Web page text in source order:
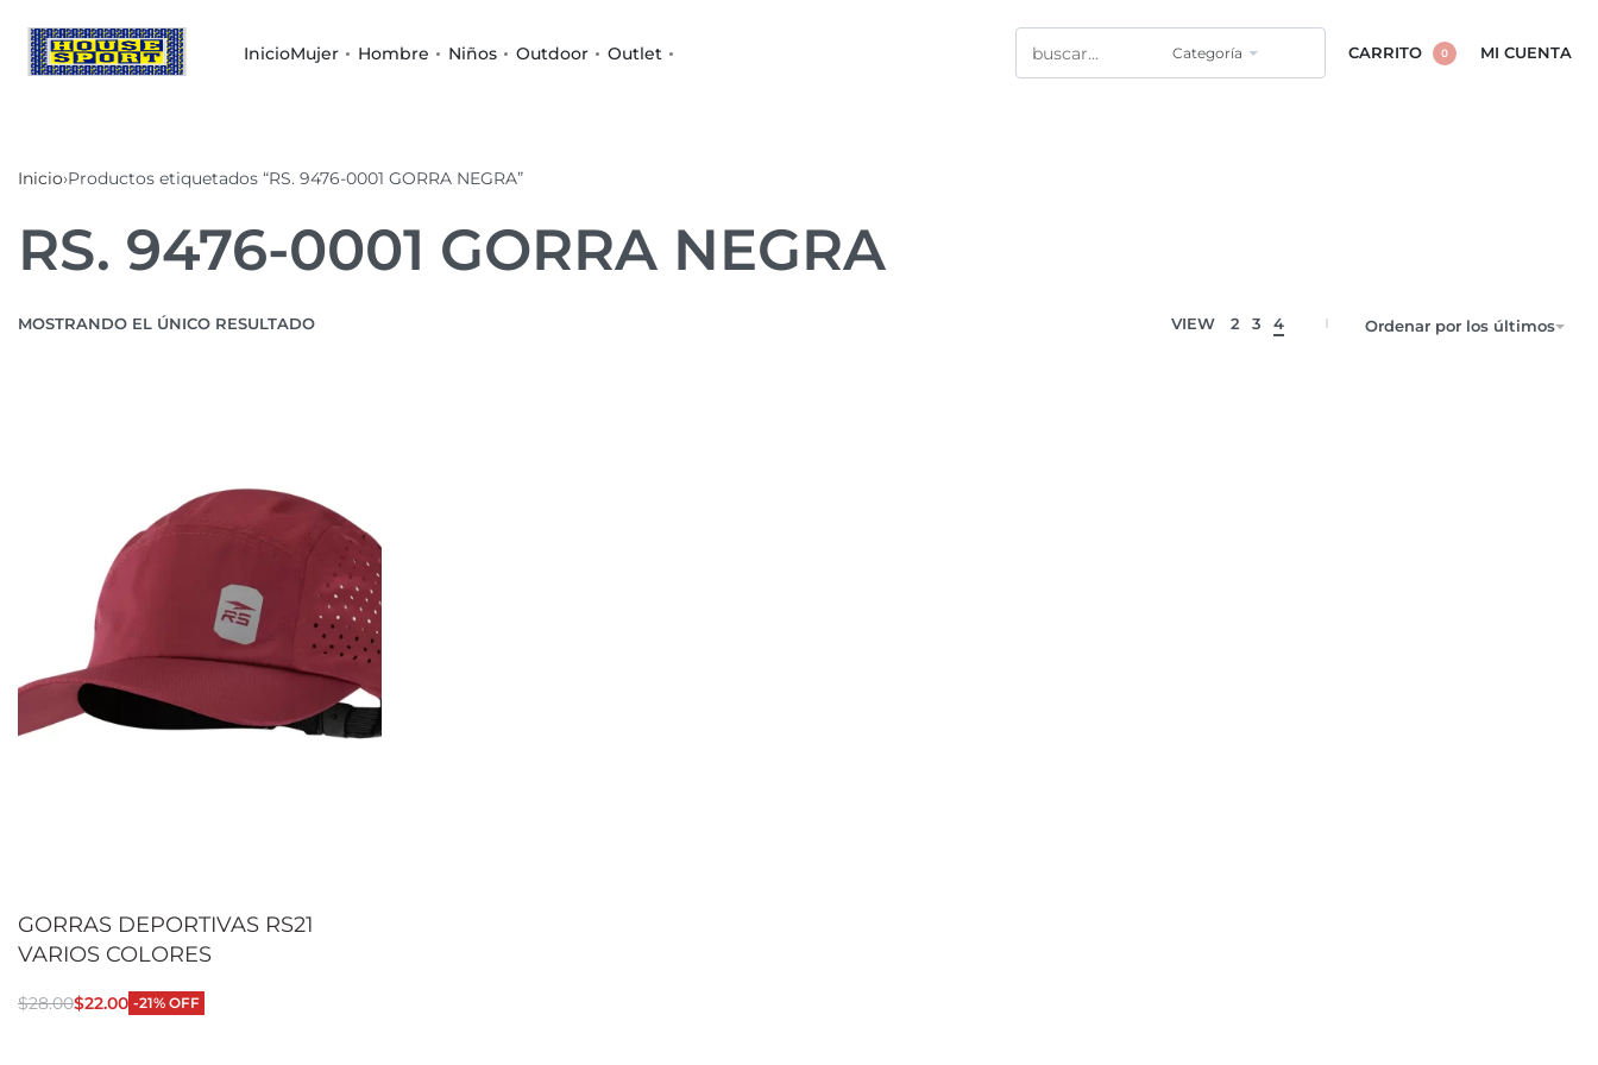
InicioMujer Hombre Niños Outdoor Outlet Categoría CARRITO 0 MI CUENTA
Inicio›Productos etiquetados “RS. 9476-0001 GORRA NEGRA”
RS. 9476-0001 GORRA NEGRA
MOSTRANDO EL ÚNICO RESULTADO VIEW 2 3 4 Ordenar por los últimos
GORRAS DEPORTIVAS RS21
VARIOS COLORES
$28.00$22.00 -21% OFF